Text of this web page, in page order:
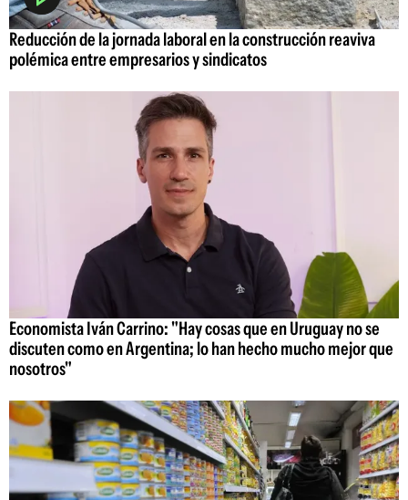
Reducción de la jornada laboral en la construcción reaviva
polémica entre empresarios y sindicatos
Economista Iván Carrino: "Hay cosas que en Uruguay no se
discuten como en Argentina; lo han hecho mucho mejor que
nosotros"